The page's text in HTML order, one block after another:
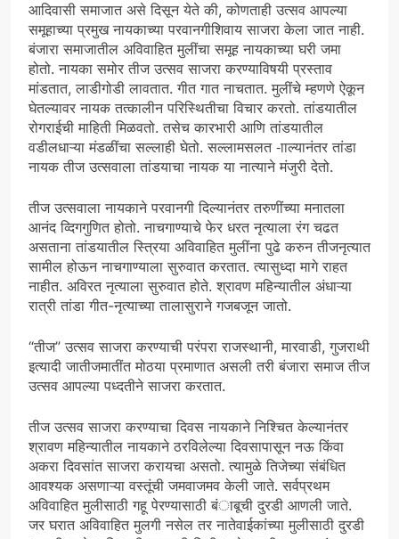
आदिवासी समाजात असे दिसून येते की, कोणताही उत्सव आपल्या
समूहाच्या प्रमुख नायकाच्या परवानगीशिवाय साजरा केला जात नाही.
बंजारा समाजातील अविवाहित मुलींचा समूह नायकाच्या घरी जमा
होतो. नायका समोर तीज उत्सव साजरा करण्याविषयी प्रस्ताव
मांडतात, लाडीगोडी लावतात. गीत गात नाचतात. मुलींचे म्हणणे ऐकून
घेतल्यावर नायक तत्कालीन परिस्थितीचा विचार करतो. तांडयातील
रोगराईची माहिती मिळवतो. तसेच कारभारी आणि तांडयातील
वडीलधाऱ्या मंडळींचा सल्लाही घेतो. सल्लामसलत -ााल्यानंतर तांडा
नायक तीज उत्सवाला तांडयाचा नायक या नात्याने मंजुरी देतो.
तीज उत्सवाला नायकाने परवानगी दिल्यानंतर तरुणींच्या मनातला
आनंद व्दिगगुणित होतो. नाचगाण्याचे फेर धरत नृत्याला रंग चढत
असताना तांडयातील स्त्रिया अविवाहित मुलींना पुढे करुन तीजनृत्यात
सामील होऊन नाचगाण्याला सुरुवात करतात. त्यासुध्दा मागे राहत
नाहीत. अविरत नृत्याला सुरुवात होते. श्रावण महिन्यातील अंधाऱ्या
रात्री तांडा गीत-नृत्याच्या तालासुराने गजबजून जातो.
“तीज” उत्सव साजरा करण्याची परंपरा राजस्थानी, मारवाडी, गुजराथी
इत्यादी जातीजमातींत मोठया प्रमाणात असली तरी बंजारा समाज तीज
उत्सव आपल्या पध्दतीने साजरा करतात.
तीज उत्सव साजरा करण्याचा दिवस नायकाने निश्चित केल्यानंतर
श्रावण महिन्यातील नायकाने ठरविलेल्या दिवसापासून नऊ किंवा
अकरा दिवसांत साजरा करायचा असतो. त्यामुळे तिजेच्या संबंधित
आवश्यक असणाऱ्या वस्तूंची जमवाजमव केली जाते. सर्वप्रथम
अविवाहित मुलीसाठी गहू पेरण्यासाठी बंाबूची दुरडी आणली जाते.
जर घरात अविवाहित मुलगी नसेल तर नातेवाईकांच्या मुलीसाठी दुरडी